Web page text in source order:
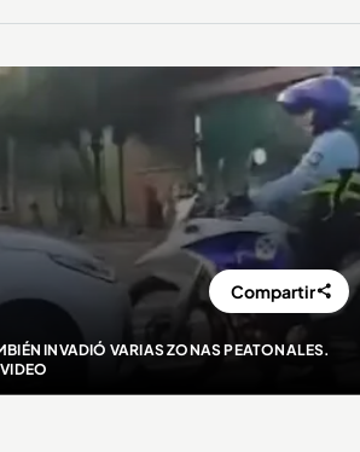
INVADIÓ VARIAS ZONAS PEATONALES.
Compartir